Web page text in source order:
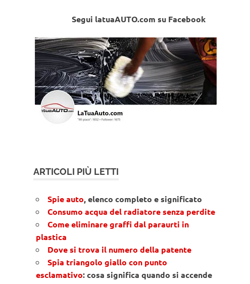
Segui latuaAUTO.com su Facebook
ARTICOLI PIÙ LETTI
Spie auto, elenco completo e significato
Consumo acqua del radiatore senza perdite
Come eliminare graffi dal paraurti in
plastica
Dove si trova il numero della patente
Spia triangolo giallo con punto
esclamativo: cosa significa quando si accende